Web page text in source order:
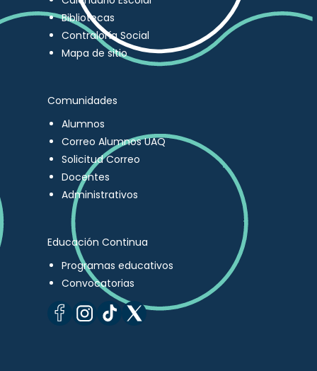
Bibliotecas
Contraloría Social
Mapa de sitio
Comunidades
Alumnos
Correo Alumnos UAQ
Solicitud Correo
Docentes
Administrativos
Educación Continua
Programas educativos
Convocatorias